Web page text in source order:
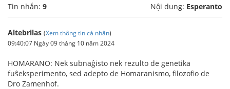
Tin nhắn: 9 Nội dung: Esperanto
Altebrilas (Xem thông tin cá nhân)
09:40:07 Ngày 09 tháng 10 năm 2024
HOMARANO: Nek subnaĝisto nek rezulto de genetika
fuŝeksperimento, sed adepto de Homaranismo, filozofio de
Dro Zamenhof.